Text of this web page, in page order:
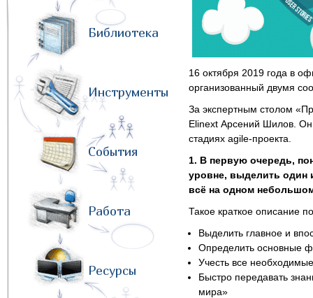
Библиотека
Инструменты
События
Работа
Ресурсы
16 октября 2019 года в
организованный двумя
За экспертным столом
Elinext Арсений Шилов.
стадиях agile-проекта.
1. В первую очередь,
уровне, выделить один
всё на одном
Такое краткое описание
Выделить главное и
Определить основные
Учесть все
Быстро передавать
мира»